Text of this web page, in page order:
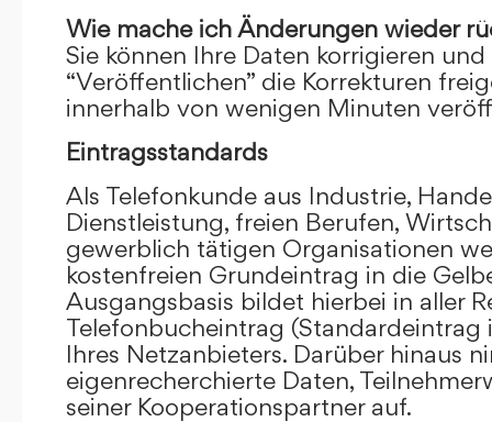
Wie mache ich Änderungen wieder
Sie können Ihre Daten korrigieren
“Veröffentlichen” die Korrekturen
innerhalb von wenigen Minuten
Eintragsstandards
Als Telefonkunde aus Industrie,
Dienstleistung, freien Berufen,
gewerblich tätigen Organisationen
kostenfreien Grundeintrag in die
Ausgangsbasis bildet hierbei in aller
Telefonbucheintrag (Standardeintrag
Ihres Netzanbieters. Darüber hinaus
eigenrecherchierte Daten,
seiner Kooperationspartner auf.